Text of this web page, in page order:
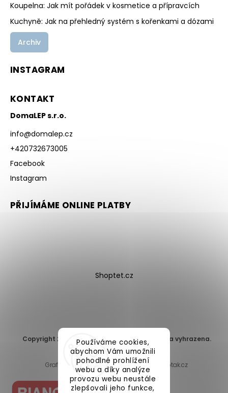
Používáme cookies,
abychom Vám umožnili
pohodlné prohlížení
webu a díky analýze
provozu webu neustále
zlepšovali jeho funkce,
Koupelna: Jak mít pořádek v kosmetice a přípravcích
Kuchyně: Jak na přehledný systém s kořenkami a dózami
Archiv
INSTAGRAM
KONTAKT
DomaLEP s.r.o.
info@domalep.cz
+420732673005
Facebook
Instagram
PŘIJÍMÁME ONLINE PLATBY
Shoptet.cz
Copyright 2026 DomaLEP s.r.o. . Všechna práva vyhrazena.
Upravit nastavení cookies
Grafický návrh vytvořil a nakódoval
Shoptak.cz